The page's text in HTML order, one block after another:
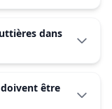
dans
être